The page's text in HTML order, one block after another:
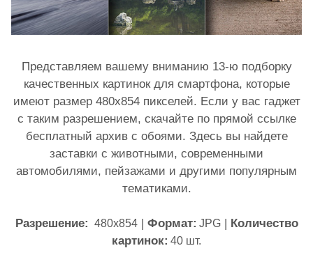
Представляем вашему вниманию 13-ю подборку
качественных картинок для смартфона, которые
имеют размер 480х854 пикселей. Если у вас гаджет
с таким разрешением, скачайте по прямой ссылке
бесплатный архив с обоями. Здесь вы найдете
заставки с животными, современными
автомобилями, пейзажами и другими популярным
тематиками.
Разрешение: 480х854| Формат:JPG| Количество
картинок:40 шт.